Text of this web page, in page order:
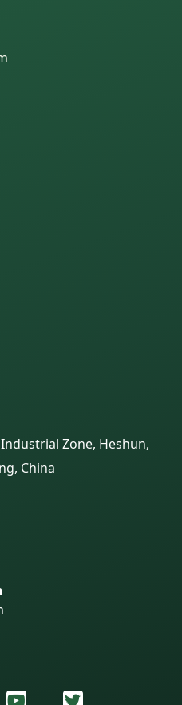
Zone, Heshun,
China